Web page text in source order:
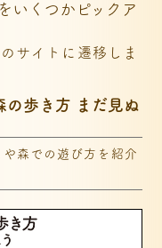
いくつかピックア
サイトに遷移しま
歩き方 まだ見ぬ
森での遊び方を紹介